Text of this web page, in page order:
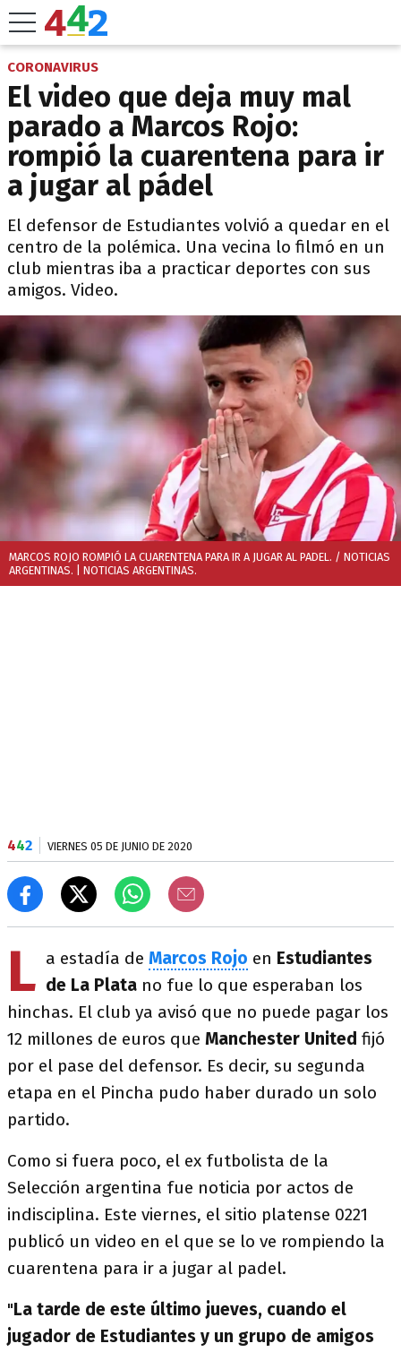
CORONAVIRUS
El video que deja muy mal
parado a Marcos Rojo:
rompió la cuarentena para ir
a jugar al pádel
El defensor de Estudiantes volvió a quedar en el
centro de la polémica. Una vecina lo filmó en un
club mientras iba a practicar deportes con sus
amigos. Video.
MARCOS ROJO ROMPIÓ LA CUARENTENA PARA IR A JUGAR AL PADEL. / NOTICIAS
ARGENTINAS. | NOTICIAS ARGENTINAS.
442 VIERNES 05 DE JUNIO DE 2020
L a estadía de Marcos Rojo en Estudiantes
de La Plata no fue lo que esperaban los
hinchas. El club ya avisó que no puede pagar los
12 millones de euros que Manchester United fijó
por el pase del defensor. Es decir, su segunda
etapa en el Pincha pudo haber durado un solo
partido.
Como si fuera poco, el ex futbolista de la
Selección argentina fue noticia por actos de
indisciplina. Este viernes, el sitio platense 0221
publicó un video en el que se lo ve rompiendo la
cuarentena para ir a jugar al padel.
"La tarde de este último jueves, cuando el
jugador de Estudiantes y un grupo de amigos